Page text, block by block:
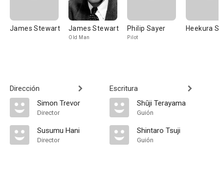
James Stewart James Stewart
Old Man
Philip Sayer
Pilot
Heekura
Dirección
Simon Trevor
Director
Susumu Hani
Director
Escritura
Shūji Terayama
Guión
Shintaro Tsuji
Guión